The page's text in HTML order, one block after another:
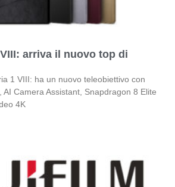
arriva il nuovo top di
1 VIII: ha un nuovo teleobiettivo con
Camera Assistant, Snapdragon 8 Elite
4K